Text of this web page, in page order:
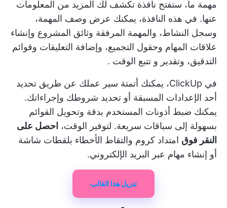
مهمة ما، ستفتح نافذة تكشف لك المزيد من المعلومات
عنها. في هذه النافذة، يمكنك عرض وصف المهمة،
وسجل النشاط، والمهمة المرفقة وثائق المشروع وإنشاء
علاقات المهام وحقول التجميع، وإضافة التعليقات وقوائم
التدقيق، وتقدير و تتبع الوقت .
في ClickUp، يمكنك أتمتة سير عملك عن طريق تحديد
أحد الإعدادات المسبقة أو تحديد شروطك وإجراءاتك.
يمكنك ضبط أذونات المستخدم بدقة وتحويل القوائم
بسهولة إلى سباقات سريعة. لتوفير الوقت، احصل على
النقر فوق امتداد كروم والتقاط الأخطاء بلقطات شاشة
أو إنشاء مهام عبر البريد الإلكتروني.
تنزيل هذا القالب